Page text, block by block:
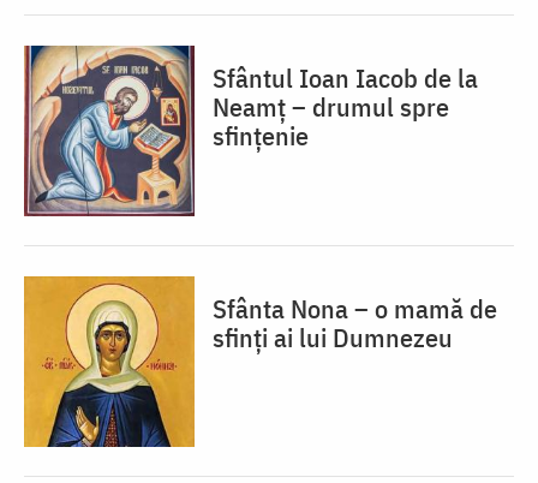
Sfântul Ioan Iacob de la
Neamț – drumul spre
sfințenie
Sfânta Nona – o mamă de
sfinți ai lui Dumnezeu